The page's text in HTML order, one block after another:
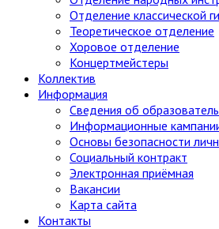
Отделение классической
Теоретическое отделение
Хоровое отделение
Концертмейстеры
Коллектив
Информация
Сведения об
Информационные
Основы безопасности
Социальный контракт
Электронная приёмная
Вакансии
Карта сайта
Контакты